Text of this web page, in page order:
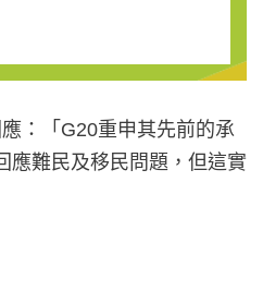
：「G20重申其先前的承
應難民及移民問題，但這實